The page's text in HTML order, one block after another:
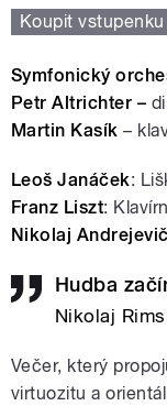
Koupit
Symfonický
Petr Altrichter –
Martin Kasík –
Leoš Janáček:
Franz Liszt:
Nikolaj
Hudba
Nikolaj
Večer, který
virtuozitu a